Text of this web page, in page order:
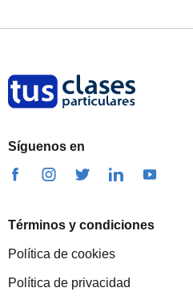
Síguenos en
Términos y condiciones
Política de cookies
Política de privacidad